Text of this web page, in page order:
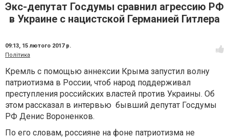
Экс-депутат Госдумы сравнил агрессию РФ
в Украине с нацистской Германией Гитлера
09:13, 15 лютого 2017 р.
Політика
Кремль с помощью аннексии Крыма запустил волну
патриотизма в России, чтоб народ поддерживал
преступления российских властей против Украины. Об
этом рассказал в интервью бывший депутат Госдумы
РФ Денис Вороненков.
По его словам, россияне на фоне патриотизма не